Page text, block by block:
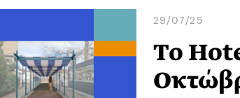
29/07/25
To